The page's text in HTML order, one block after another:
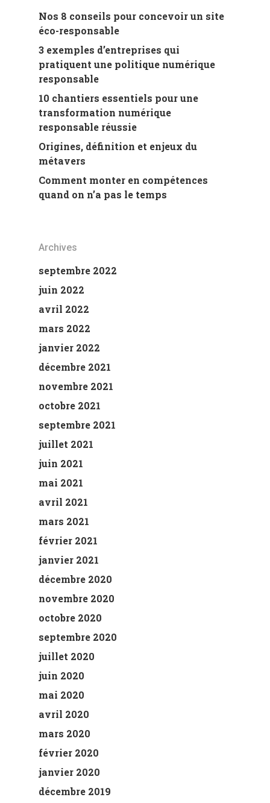
Nos 8 conseils pour concevoir un site
éco-responsable
3 exemples d’entreprises qui
pratiquent une politique numérique
responsable
10 chantiers essentiels pour une
transformation numérique
responsable réussie
Origines, définition et enjeux du
métavers
Comment monter en compétences
quand on n’a pas le temps
Archives
septembre 2022
juin 2022
avril 2022
mars 2022
janvier 2022
décembre 2021
novembre 2021
octobre 2021
septembre 2021
juillet 2021
juin 2021
mai 2021
avril 2021
mars 2021
février 2021
janvier 2021
décembre 2020
novembre 2020
octobre 2020
septembre 2020
juillet 2020
juin 2020
mai 2020
avril 2020
mars 2020
février 2020
janvier 2020
décembre 2019